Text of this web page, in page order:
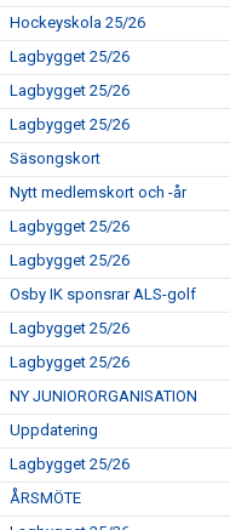
Hockeyskola 25/26
Lagbygget 25/26
Lagbygget 25/26
Lagbygget 25/26
Säsongskort
Nytt medlemskort och -år
Lagbygget 25/26
Lagbygget 25/26
Osby IK sponsrar ALS-golf
Lagbygget 25/26
Lagbygget 25/26
NY JUNIORORGANISATION
Uppdatering
Lagbygget 25/26
ÅRSMÖTE